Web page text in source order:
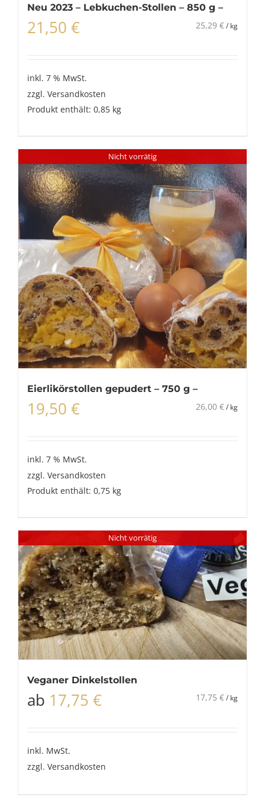
Neu 2023 – Lebkuchen-Stollen – 850 g –
21,50 € 25,29 €/ kg
inkl. 7 % MwSt.
zzgl. Versandkosten
Produkt enthält: 0,85 kg
Nicht vorrätig
Eierlikörstollen gepudert – 750 g –
19,50 € 26,00 €/ kg
inkl. 7 % MwSt.
zzgl. Versandkosten
Produkt enthält: 0,75 kg
Nicht vorrätig
Veganer Dinkelstollen
ab 17,75 € 17,75 €/ kg
inkl. MwSt.
zzgl. Versandkosten